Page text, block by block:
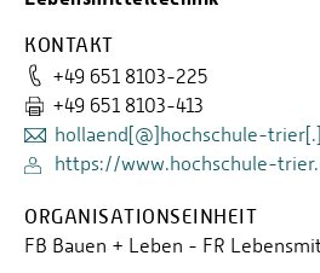
KONTAKT
+49 651 8103-225
+49 651 8103-413
hollaend[@]hochschule-
https://www.hochschule-
ORGANISATIONSEINHEIT
FB Bauen + Leben - FR